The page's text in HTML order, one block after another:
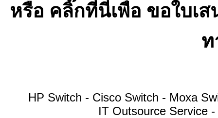
หรือ คลิ๊กที่นี่เพื่อ ขอใบเ
ท
HP Switch - Cisco Switch - Moxa
IT Outsource Service